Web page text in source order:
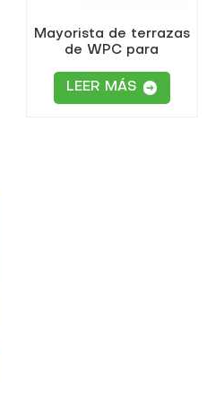
Mayorista de terrazas
de WPC para
LEER MÁS